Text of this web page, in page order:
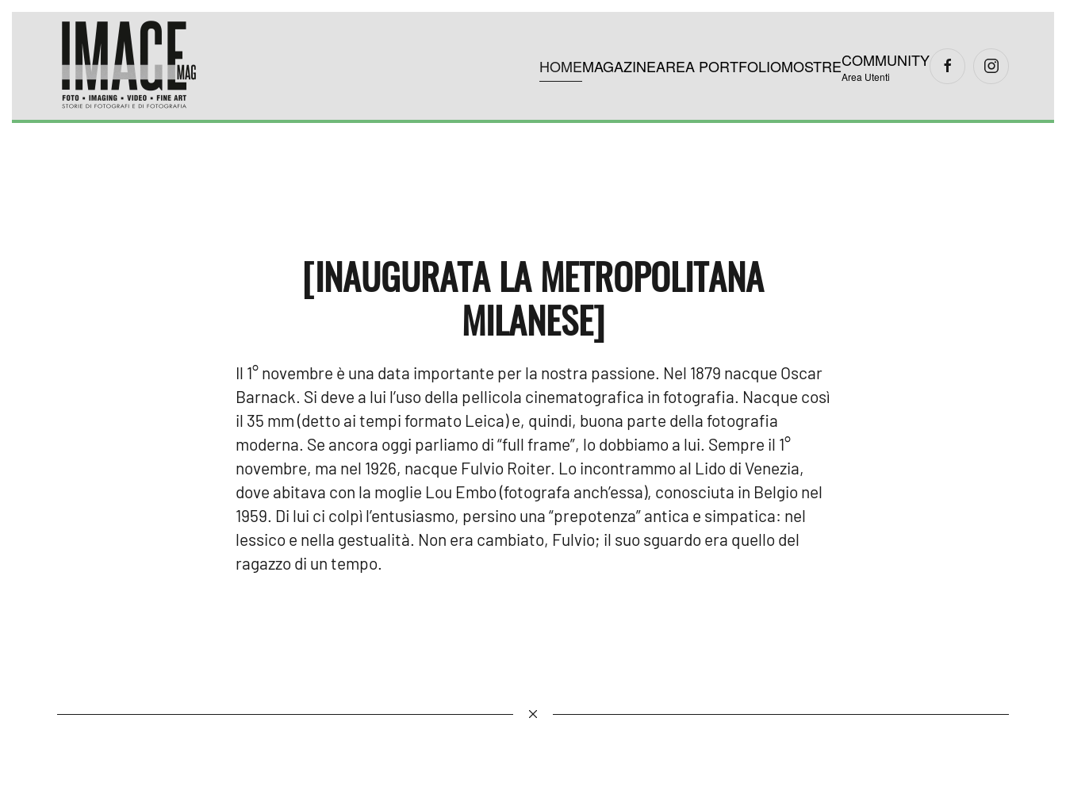
Skip to main content
HOMEMAGAZINEAREA PORTFOLIOMOSTRECOMMUNITY
Area Utenti
[INAUGURATA LA METROPOLITANA
MILANESE]
Il 1° novembre è una data importante per la nostra passione. Nel 1879 nacque Oscar
Barnack. Si deve a lui l’uso della pellicola cinematografica in fotografia. Nacque così
il 35 mm (detto ai tempi formato Leica) e, quindi, buona parte della fotografia
moderna. Se ancora oggi parliamo di “full frame”, lo dobbiamo a lui. Sempre il 1°
novembre, ma nel 1926, nacque Fulvio Roiter. Lo incontrammo al Lido di Venezia,
dove abitava con la moglie Lou Embo (fotografa anch’essa), conosciuta in Belgio nel
1959. Di lui ci colpì l’entusiasmo, persino una “prepotenza” antica e simpatica: nel
lessico e nella gestualità. Non era cambiato, Fulvio; il suo sguardo era quello del
ragazzo di un tempo.